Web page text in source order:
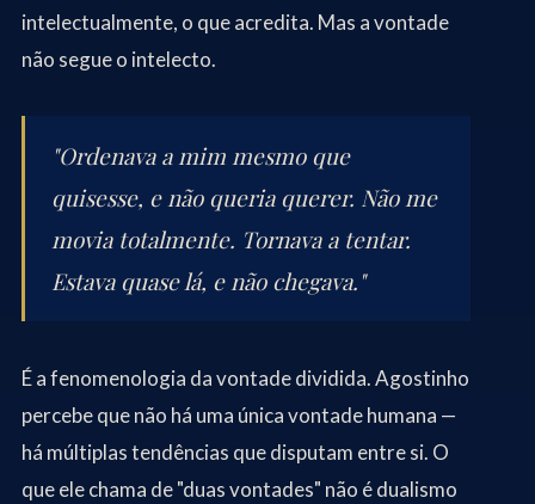
intelectualmente, o que acredita. Mas a vontade
não segue o intelecto.
"Ordenava a mim mesmo que
quisesse, e não queria querer. Não me
movia totalmente. Tornava a tentar.
Estava quase lá, e não chegava."
É a fenomenologia da vontade dividida. Agostinho
percebe que não há uma única vontade humana —
há múltiplas tendências que disputam entre si. O
que ele chama de "duas vontades" não é dualismo